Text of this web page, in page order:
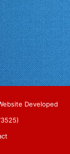
Developed